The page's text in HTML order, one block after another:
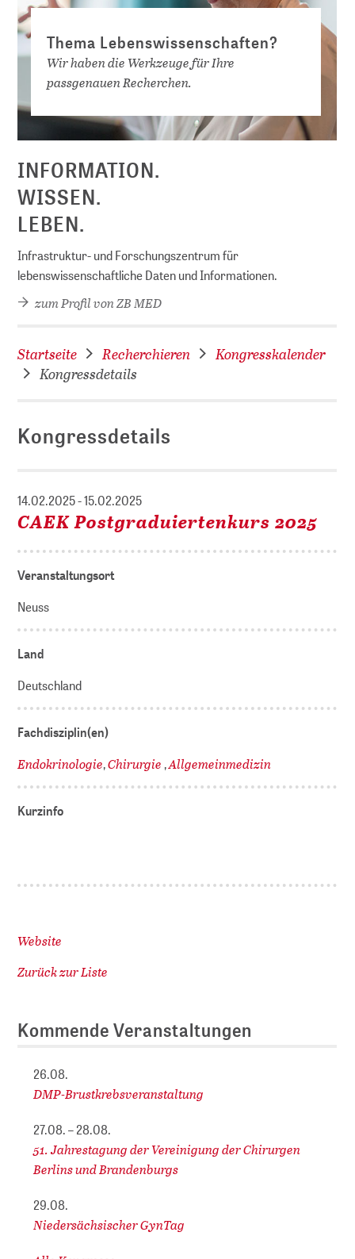
Thema Lebenswissenschaften?
Wir haben die Werkzeuge für Ihre
passgenauen Recherchen.
INFORMATION.
WISSEN.
LEBEN.
Infrastruktur- und Forschungszentrum für
lebenswissenschaftliche Daten und Informationen.
zum Profil von ZB MED
Startseite Recherchieren
Kongresskalender
Kongressdetails
Kongressdetails
14.02.2025 - 15.02.2025
CAEK Postgraduiertenkurs 2025
Veranstaltungsort
Neuss
Land
Deutschland
Fachdisziplin(en)
Endokrinologie,Chirurgie ,Allgemeinmedizin
Kurzinfo
Website
Zurück zur Liste
Kommende Veranstaltungen
26.08.
DMP-Brustkrebsveranstaltung
27.08. – 28.08.
51. Jahrestagung der Vereinigung der Chirurgen
Berlins und Brandenburgs
29.08.
Niedersächsischer GynTag